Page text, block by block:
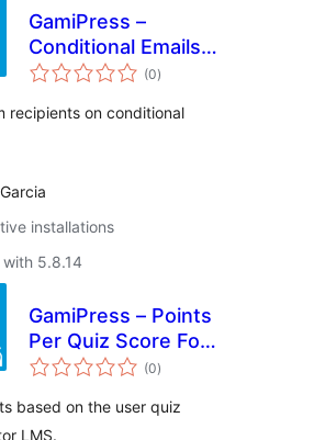
GamiPress –
Conditional Emails
Recipients
(0total
ratings
)
recipients on conditional
installations
5.8.14
GamiPress – Points
Per Quiz Score For
Tutor LMS
(0total
ratings
)
based on the user quiz
LMS.